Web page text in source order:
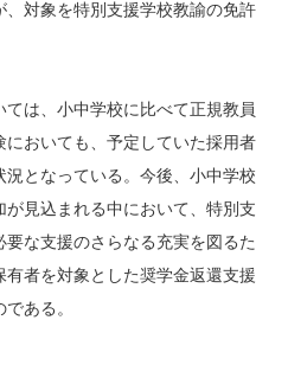
対象を特別支援学校教諭の免許
は、小中学校に比べて正規教員
おいても、予定していた採用者
となっている。今後、小中学校
見込まれる中において、特別支
な支援のさらなる充実を図るた
者を対象とした奨学金返還支援
ある。